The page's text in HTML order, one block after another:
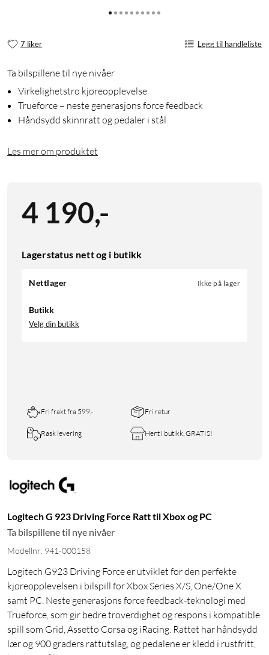
7 liker Legg til handleliste
Ta bilspillene til nye nivåer
Virkelighetstro kjøreopplevelse
Trueforce – neste generasjons force feedback
Håndsydd skinnratt og pedaler i stål
Les mer om produktet
4 190,-
Lagerstatus nett og i butikk
Nettlager Ikke på lager
Butikk
Velg din butikk
Fri frakt fra 599,- Fri retur
Rask levering Hent i butikk, GRATIS!
Logitech G 923 Driving Force Ratt til Xbox og PC
Ta bilspillene til nye nivåer
Modellnr: 941-000158
Logitech G923 Driving Force er utviklet for den perfekte
kjøreopplevelsen i bilspill for Xbox Series X/S, One/One X
samt PC. Neste generasjons force feedback-teknologi med
Trueforce, som gir bedre troverdighet og respons i kompatible
spill som Grid, Assetto Corsa og iRacing. Rattet har håndsydd
lær og 900 graders rattutslag, og pedalene er kledd i rustfritt,